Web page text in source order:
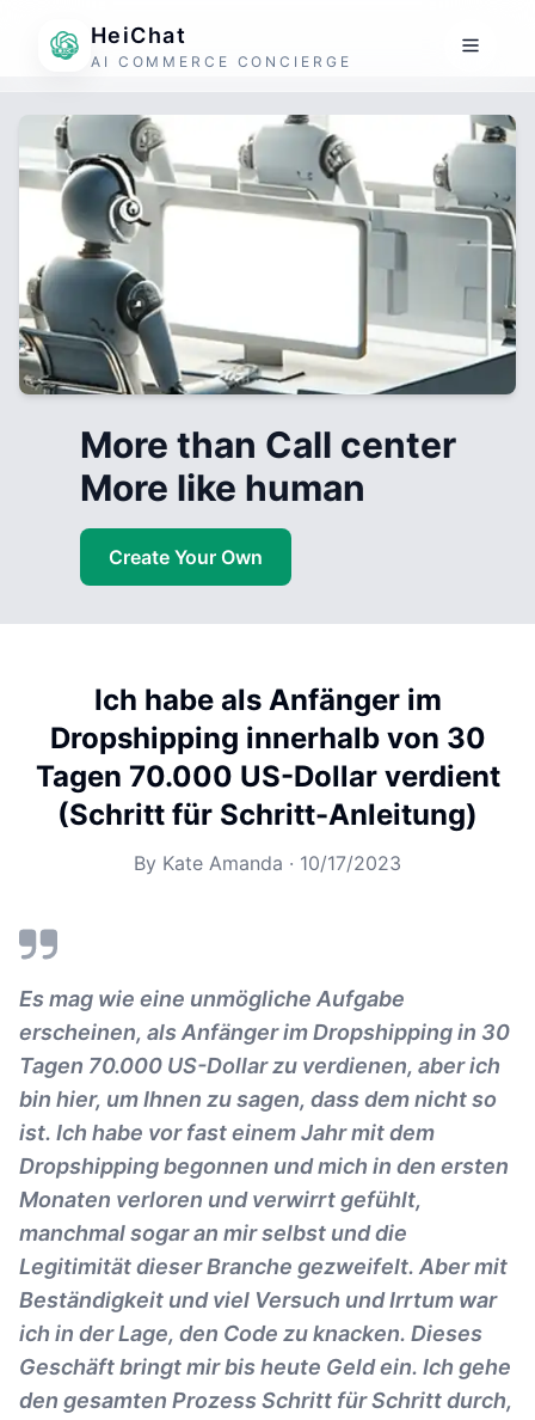
HeiChat
AI COMMERCE CONCIERGE
More than Call center
More like human
Create Your Own
Ich habe als Anfänger im
Dropshipping innerhalb von 30
Tagen 70.000 US-Dollar verdient
(Schritt für Schritt-Anleitung)
By Kate Amanda · 10/17/2023
Es mag wie eine unmögliche Aufgabe
erscheinen, als Anfänger im Dropshipping in 30
Tagen 70.000 US-Dollar zu verdienen, aber ich
bin hier, um Ihnen zu sagen, dass dem nicht so
ist. Ich habe vor fast einem Jahr mit dem
Dropshipping begonnen und mich in den ersten
Monaten verloren und verwirrt gefühlt,
manchmal sogar an mir selbst und die
Legitimität dieser Branche gezweifelt. Aber mit
Beständigkeit und viel Versuch und Irrtum war
ich in der Lage, den Code zu knacken. Dieses
Geschäft bringt mir bis heute Geld ein. Ich gehe
den gesamten Prozess Schritt für Schritt durch,